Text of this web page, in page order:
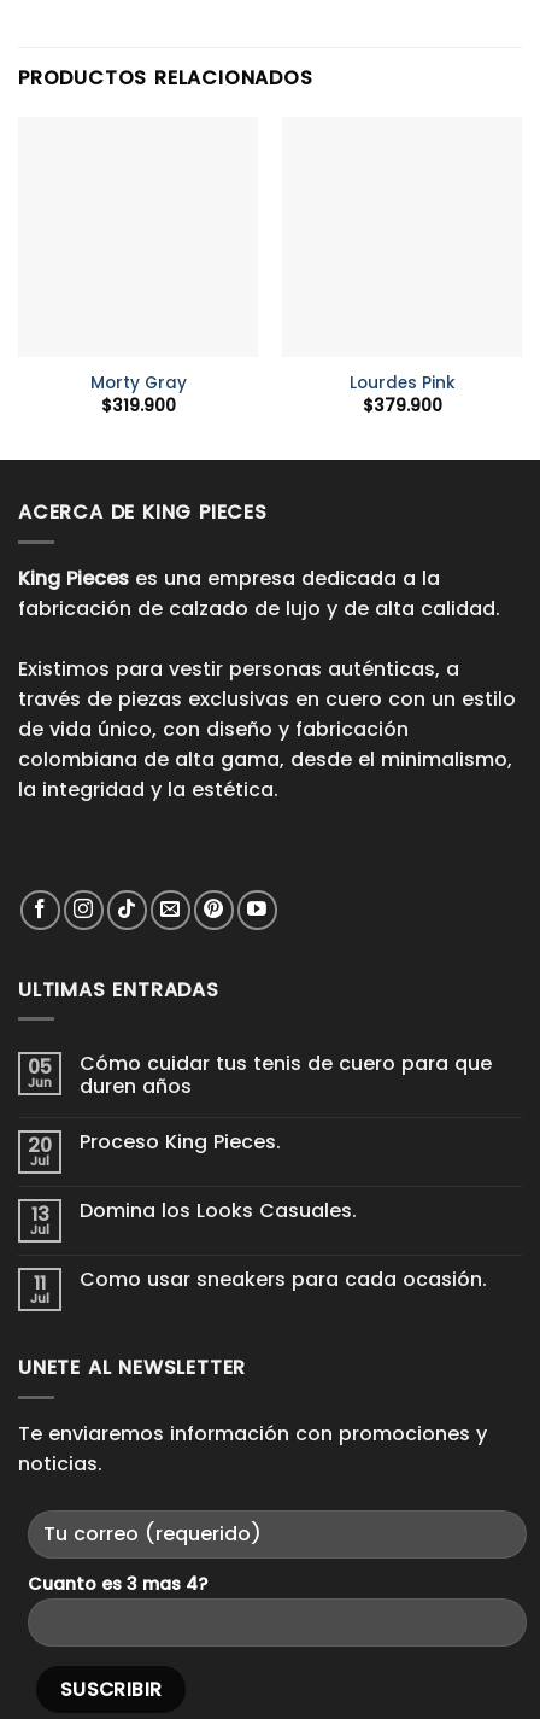
PRODUCTOS RELACIONADOS
Morty Gray
$319.900
Lourdes Pink
$379.900
ACERCA DE KING PIECES
King Pieces es una empresa dedicada a la
fabricación de calzado de lujo y de alta calidad.
Existimos para vestir personas auténticas, a
través de piezas exclusivas en cuero con un estilo
de vida único, con diseño y fabricación
colombiana de alta gama, desde el minimalismo,
la integridad y la estética.
ULTIMAS ENTRADAS
05
Jun
Cómo cuidar tus tenis de cuero para que
duren años
comentarios
tus
tenis
que
20
Jul
Proceso King Pieces.
comentarios
en
13
Jul
Domina los Looks Casuales.
en
11
Jul
Como usar sneakers para cada ocasión.
Como
cada
ocasión.
UNETE AL NEWSLETTER
Te enviaremos información con promociones y
noticias.
Cuanto es 3 mas 4?